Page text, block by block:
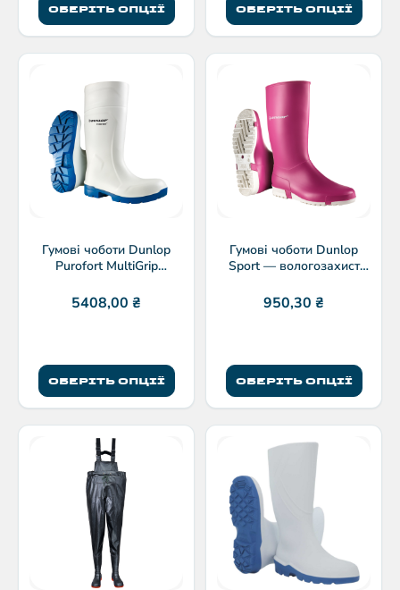
ОБЕРІТЬ ОПЦІЇ ОБЕРІТЬ ОПЦІЇ
Гумові чоботи Dunlop
Purofort MultiGrip
5408,00 ₴
ОБЕРІТЬ ОПЦІЇ
Гумові чоботи Dunlop
Sport — вологозахист
відпочинку
950,30 ₴
ОБЕРІТЬ ОПЦІЇ